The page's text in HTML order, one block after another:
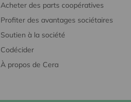
Acheter des parts coopératives
Profiter des avantages sociétaires
Soutien à la société
Codécider
À propos de Cera